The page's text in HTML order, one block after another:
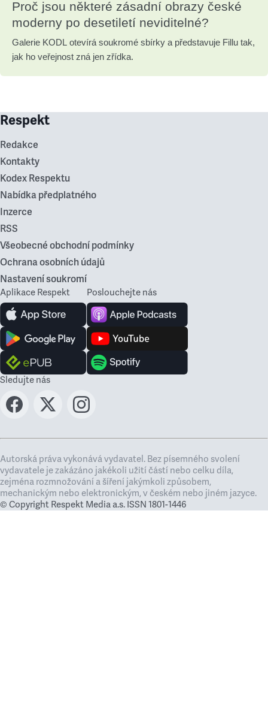
Proč jsou některé zásadní obrazy české
moderny po desetiletí neviditelné?
Galerie KODL otevírá soukromé sbírky a představuje Fillu tak,
jak ho veřejnost zná jen zřídka.
Respekt
Redakce
Kontakty
Kodex Respektu
Nabídka předplatného
Inzerce
RSS
Všeobecné obchodní podmínky
Ochrana osobních údajů
Nastavení soukromí
Aplikace Respekt Poslouchejte nás
Sledujte nás
Autorská práva vykonává vydavatel. Bez písemného svolení
vydavatele je zakázáno jakékoli užití částí nebo celku díla,
zejména rozmnožování a šíření jakýmkoli způsobem,
mechanickým nebo elektronickým, v českém nebo jiném jazyce.
© Copyright Respekt Media a.s. ISSN 1801-1446